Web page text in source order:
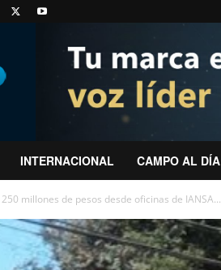
INTERNACIONAL CAMPO AL DÍA
millones de pesos desde oficinas de IANSA...